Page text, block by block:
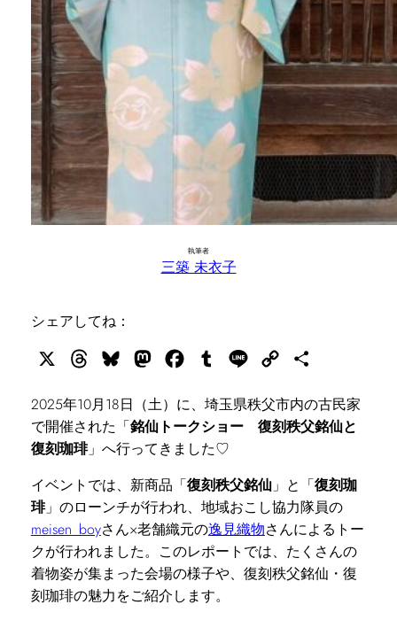
執筆者
三築 未衣子
シェアしてね：
ThreadsBlueskyMastodonFacebook
Tumblr Line
Copy
2025年10月18日（土）に、埼玉県秩父市内の古民家
で開催された「銘仙トークショー 復刻秩父銘仙と
復刻珈琲」へ行ってきました♡
イベントでは、新商品「復刻秩父銘仙」と「復刻珈
琲」のローンチが行われ、地域おこし協力隊員の
meisen_boyさん×老舗織元の逸見織物さんによるトー
クが行われました。このレポートでは、たくさんの
着物姿が集まった会場の様子や、復刻秩父銘仙・復
刻珈琲の魅力をご紹介します。